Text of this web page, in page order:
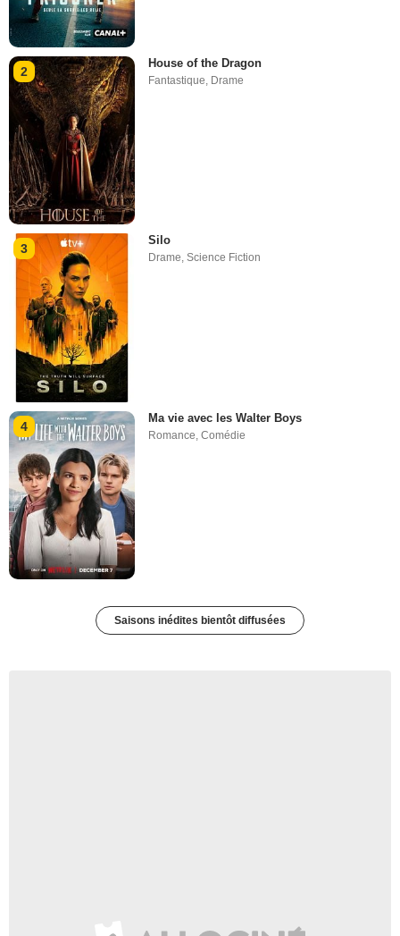
2
House of the Dragon
Fantastique, Drame
3
Silo
Drame,Science Fiction
4
Ma vie avec les Walter Boys
Romance ,Comédie
Saisons inédites bientôt diffusées